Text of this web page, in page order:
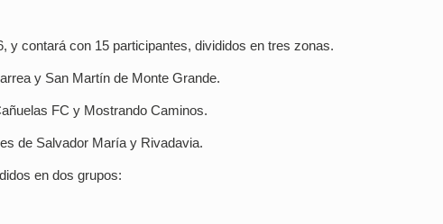
y contará con 15 participantes, divididos en tres zonas.
y San Martín de Monte Grande.
FC y Mostrando Caminos.
de Salvador María y Rivadavia.
en dos grupos: